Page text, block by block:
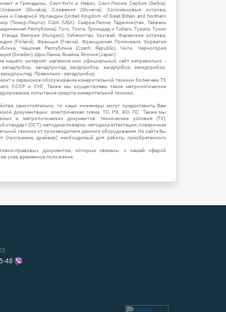
и Гренадины, Сент-Китс и Невис, Сент-Люсия, Сербия (Serbia),
(Slovakia), Словения (Slovenia), Соломоновые острова,
и Северной Ирландии (United Kingdom of Great Britain and Northern
(Тимор-Лешти), США (USA), Сьерра-Леоне, Таджикистан, Тайвань
Республика), Того, Тонга, Тринидад и Тобаго, Тувалу, Тунис
Венгрия (Hungary), Узбекистан, Уругвай, Фарерские острова,
(Finland), Франция (France), Французская Полинезия, Хорватия
Чешская Республика (Czech Republic), Чили, Черногория
(Sweden), Шри-Ланка, Ямайка, Япония (Japan).
нашего интернет магазина или официальный сайт неправильно -
западприлад, західприбор, західпрібор, захидприбор,
Правильно - западприбор.
и сервисное обслуживание измерительной техники более чем 75
СССР и СНГ. Также мы осуществляем такие метрологические
испытание средств измерительной техники.
самостоятельно, то наши инженеры могут предоставить Вам
документации: электрическая схема, ТО, РЭ, ФО, ПС. Также мы
и метрологических документов: технические условия (ТУ),
стандарт (ОСТ), методика поверки, методика аттестации, поверочная
техники от производителя данного оборудования. Из сайта Вы
(программа, драйвер) необходимый для работы приобретенного
правовых документов, которые связаны с нашей сферой
указ, временное положение.
48